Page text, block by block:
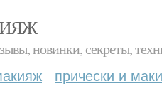
новинки, секреты,
прически и